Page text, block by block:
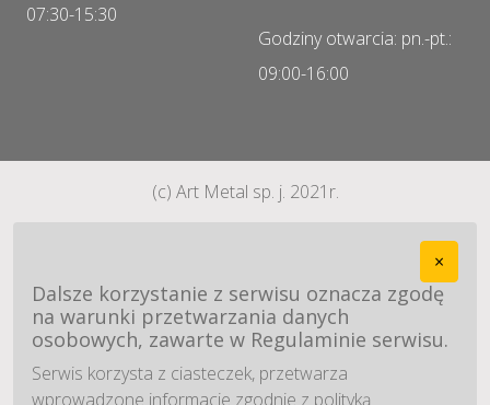
07:30-15:30
Godziny otwarcia: pn.-pt.:
09:00-16:00
(c) Art Metal sp. j. 2021r.
×
Dalsze korzystanie z serwisu oznacza zgodę
na warunki przetwarzania danych
osobowych, zawarte w Regulaminie serwisu.
Serwis korzysta z ciasteczek, przetwarza
wprowadzone informacje zgodnie z polityką